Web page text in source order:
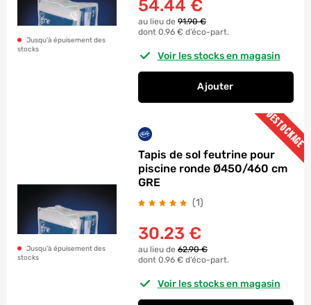
Jusqu’à épuisement des
stocks
54.44 €
au lieu de91.90 €
dont 0.96 € d’éco-part.
Voir les stocks en magasin
Ajouter
DESTOCKAGE
Jusqu’à épuisement des
stocks
Tapis de sol feutrine pour
piscine ronde Ø450/460 cm
GRE
(1)
30.23 €
au lieu de62.90 €
dont 0.96 € d’éco-part.
Voir les stocks en magasin